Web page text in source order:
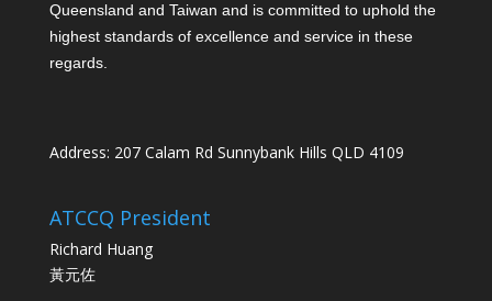
Queensland and Taiwan and is committed to uphold the
highest standards of excellence and service in these
regards.
Address: 207 Calam Rd Sunnybank Hills QLD 4109
ATCCQ President
Richard Huang
黃元佐